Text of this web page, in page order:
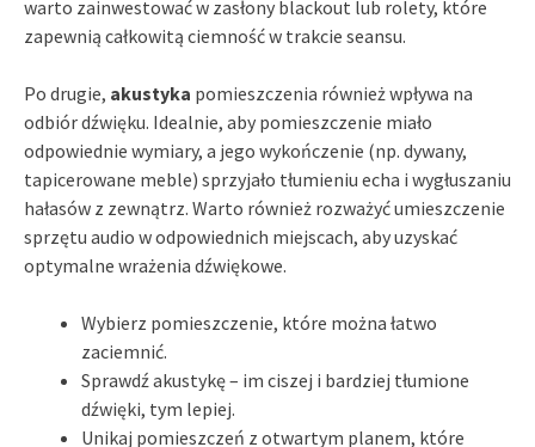
warto zainwestować w zasłony blackout lub rolety, które
zapewnią całkowitą ciemność w trakcie seansu.
Po drugie, akustyka pomieszczenia również wpływa na
odbiór dźwięku. Idealnie, aby pomieszczenie miało
odpowiednie wymiary, a jego wykończenie (np. dywany,
tapicerowane meble) sprzyjało tłumieniu echa i wygłuszaniu
hałasów z zewnątrz. Warto również rozważyć umieszczenie
sprzętu audio w odpowiednich miejscach, aby uzyskać
optymalne wrażenia dźwiękowe.
Wybierz pomieszczenie, które można łatwo
zaciemnić.
Sprawdź akustykę – im ciszej i bardziej tłumione
dźwięki, tym lepiej.
Unikaj pomieszczeń z otwartym planem, które